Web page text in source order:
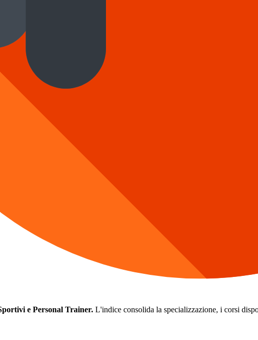
e Personal Trainer. L'indice consolida la specializzazione, i corsi